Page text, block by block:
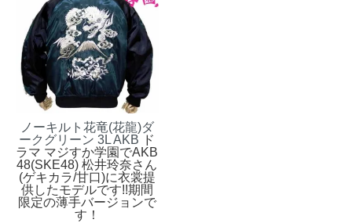
ノーキルト花竜(花龍)ダ
ークグリーン 3L AKB ド
ラマ マジすか学園でAKB
48(SKE48) 松井玲奈さん
(ゲキカラ/甘口)に衣裳提
供したモデルです!!期間
限定の薄手バージョンで
す！